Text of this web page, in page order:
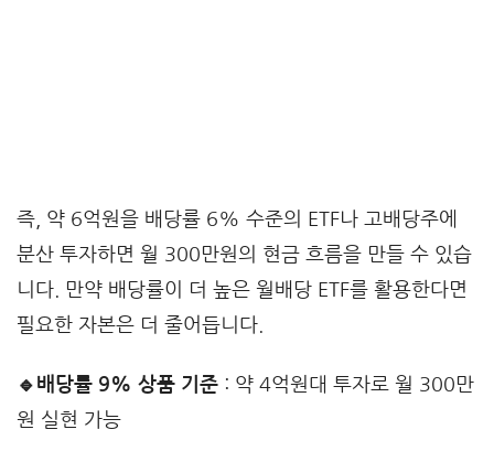
즉, 약 6억원을 배당률 6% 수준의 ETF나 고배당주에
분산 투자하면 월 300만원의 현금 흐름을 만들 수 있습
니다. 만약 배당률이 더 높은 월배당 ETF를 활용한다면
필요한 자본은 더 줄어듭니다.
🔹배당률 9% 상품 기준 : 약 4억원대 투자로 월 300만
원 실현 가능